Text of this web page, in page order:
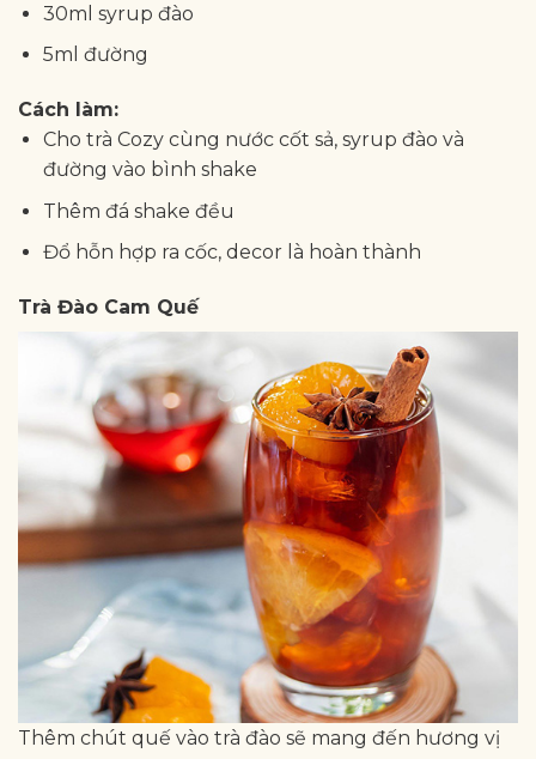
30ml syrup đào
5ml đường
Cách làm:
Cho trà Cozy cùng nước cốt sả, syrup đào và
đường vào bình shake
Thêm đá shake đều
Đổ hỗn hợp ra cốc, decor là hoàn thành
Trà Đào Cam Quế
Thêm chút quế vào trà đào sẽ mang đến hương vị